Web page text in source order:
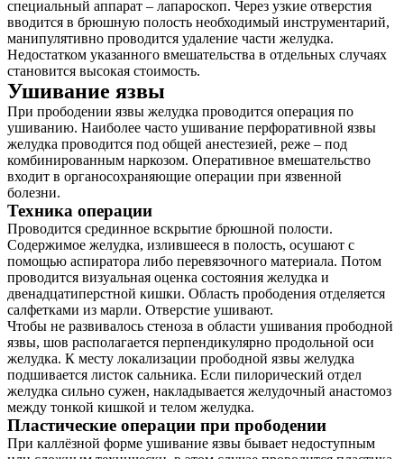
специальный аппарат – лапароскоп. Через узкие отверстия
вводится в брюшную полость необходимый инструментарий,
манипулятивно проводится удаление части желудка.
Недостатком указанного вмешательства в отдельных случаях
становится высокая стоимость.
Ушивание язвы
При прободении язвы желудка проводится операция по
ушиванию. Наиболее часто ушивание перфоративной язвы
желудка проводится под общей анестезией, реже – под
комбинированным наркозом. Оперативное вмешательство
входит в органосохраняющие операции при язвенной
болезни.
Техника операции
Проводится срединное вскрытие брюшной полости.
Содержимое желудка, излившееся в полость, осушают с
помощью аспиратора либо перевязочного материала. Потом
проводится визуальная оценка состояния желудка и
двенадцатиперстной кишки. Область прободения отделяется
салфетками из марли. Отверстие ушивают.
Чтобы не развивалось стеноза в области ушивания прободной
язвы, шов располагается перпендикулярно продольной оси
желудка. К месту локализации прободной язвы желудка
подшивается листок сальника. Если пилорический отдел
желудка сильно сужен, накладывается желудочный анастомоз
между тонкой кишкой и телом желудка.
Пластические операции при прободении
При каллёзной форме ушивание язвы бывает недоступным